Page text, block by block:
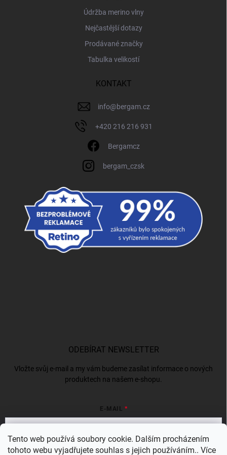
Tento web používá soubory cookie. Dalším procházením
tohoto webu vyjadřujete souhlas s jejich používáním.. Více
Údržba merino vlny
Nejčastější dotazy
Prodávané značky
Tabulka velikostí
KONTAKT
info@bergam.cz
+420 216 216 931
Bergamcz
bergam_czsk
ODEBÍRAT NEWSLETTER
Vložte svůj e-mail a my vám budeme zasílat informace o nových
produktech na našem e-shopu.
E-MAIL